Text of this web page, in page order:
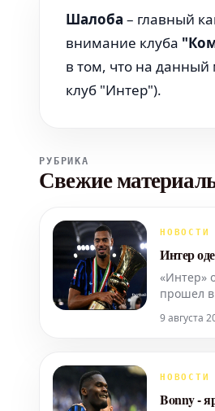
Шалoба – главный
внимание клуба
в том, что на
клуб "Интер").
РУБРИКА
Свежие
Интер
«Интер»
прошел
9 августа
Bonny -